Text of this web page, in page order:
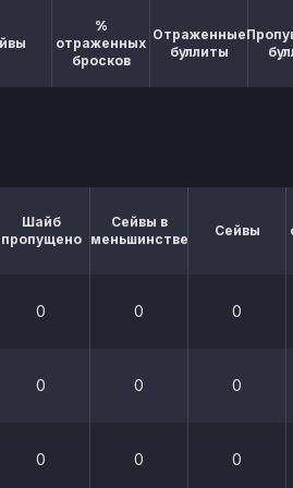
%
отраженных
бросков
Отраженные
буллиты
Шайб
пропущено
Сейвы в
меньшинстве
Сейвы
0 0 0
0 0 0
0 0 0